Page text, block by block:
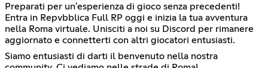
Preparati per un'esperienza di gioco senza precedenti!
Entra in Repvbblica Full RP oggi e inizia la tua avventura
nella Roma virtuale. Unisciti a noi su Discord per rimanere
aggiornato e connetterti con altri giocatori entusiasti.
Siamo entusiasti di darti il benvenuto nella nostra